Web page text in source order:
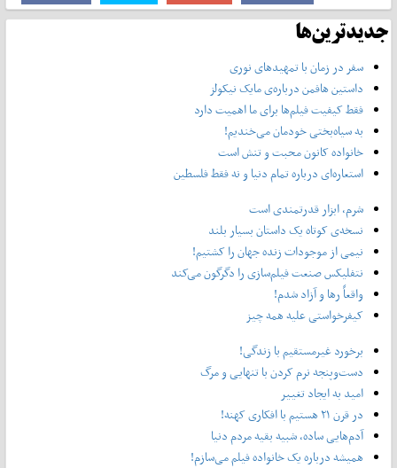
جدیدترین‌ها
سفر در زمان با تمهیدهای نوری
داستین هافمن درباره‌ی مایک نیکولز
فقط کیفیت فیلم‌ها برای ما اهمیت دارد
به سیاه‌بختی خودمان می‌خندیم!
خانواده کانون محبت و تنش است
استعاره‌ای درباره تمام دنیا و نه فقط فلسطین
شرم، ابزار قدرتمندی است
نسخه‌ی کوتاه یک داستان بسیار بلند
نیمی از موجودات زنده جهان را کشتیم!
نتفلیکس صنعت فیلم‌سازی را دگرگون می‌کند
واقعاً رها و آزاد شدم!
کیفرخواستی علیه همه چیز
برخورد غیرمستقیم با زندگی!
دست‌وپنجه نرم کردن با تنهایی و مرگ
امید به ایجاد تغییر
در قرن ۲۱ هستیم با افکاری کهنه!
آدم‌هایی ساده، شبیه بقیه مردم دنیا
همیشه درباره یک خانواده فیلم می‌سازم!